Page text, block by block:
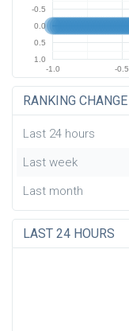
-1.0 -0.5
-0.5
0.0
0.5
1.0
RANKING CHANGE
Last 24 hours
Last week
Last month
LAST 24 HOURS